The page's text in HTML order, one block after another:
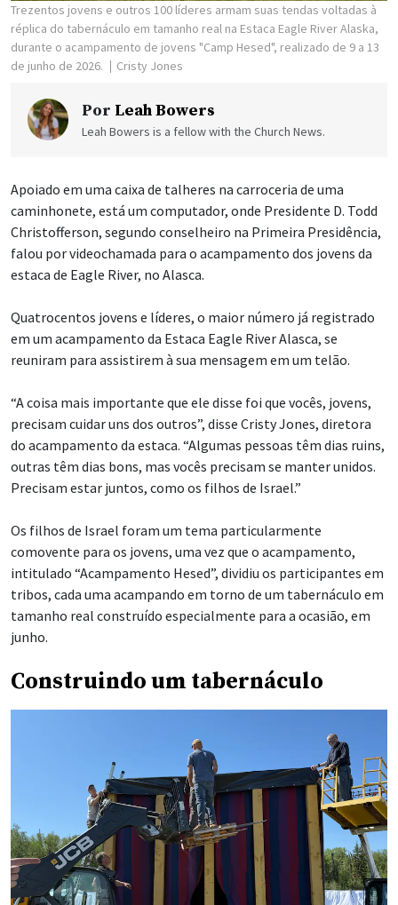
Trezentos jovens e outros 100 líderes armam suas tendas voltadas à
réplica do tabernáculo em tamanho real na Estaca Eagle River Alaska,
durante o acampamento de jovens "Camp Hesed", realizado de 9 a 13
de junho de 2026.
Cristy Jones
Por Leah Bowers
Leah Bowers is a fellow with the Church News.
Apoiado em uma caixa de talheres na carroceria de uma
caminhonete, está um computador, onde Presidente D. Todd
Christofferson, segundo conselheiro na Primeira Presidência,
falou por videochamada para o acampamento dos jovens da
estaca de Eagle River, no Alasca.
Quatrocentos jovens e líderes, o maior número já registrado
em um acampamento da Estaca Eagle River Alasca, se
reuniram para assistirem à sua mensagem em um telão.
“A coisa mais importante que ele disse foi que vocês, jovens,
precisam cuidar uns dos outros”, disse Cristy Jones, diretora
do acampamento da estaca. “Algumas pessoas têm dias ruins,
outras têm dias bons, mas vocês precisam se manter unidos.
Precisam estar juntos, como os filhos de Israel.”
Os filhos de Israel foram um tema particularmente
comovente para os jovens, uma vez que o acampamento,
intitulado “Acampamento Hesed”, dividiu os participantes em
tribos, cada uma acampando em torno de um tabernáculo em
tamanho real construído especialmente para a ocasião, em
junho.
Construindo um tabernáculo